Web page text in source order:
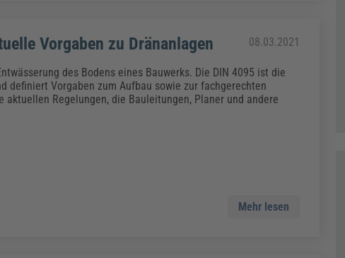
Vorgaben zu Dränanlagen 08.03.2021
des Bodens eines Bauwerks. Die DIN 4095 ist die
definiert Vorgaben zum Aufbau sowie zur fachgerechten
aktuellen Regelungen, die Bauleitungen, Planer und andere
Mehr lesen